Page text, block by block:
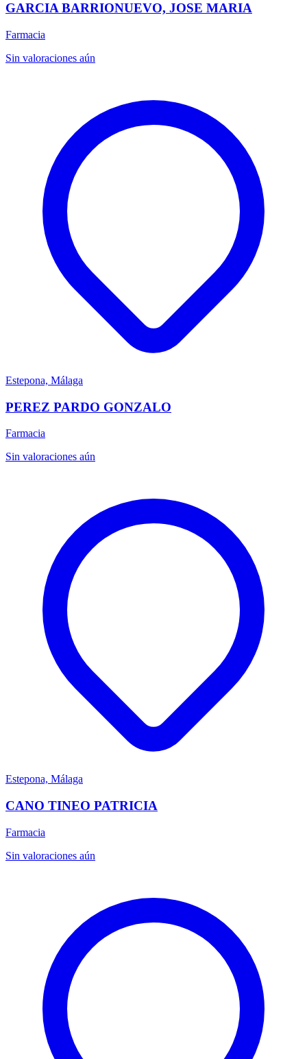
GARCIA BARRIONUEVO, JOSE MARIA
Farmacia
Sin valoraciones aún
Estepona, Málaga
PEREZ PARDO GONZALO
Farmacia
Sin valoraciones aún
Estepona, Málaga
CANO TINEO PATRICIA
Farmacia
Sin valoraciones aún